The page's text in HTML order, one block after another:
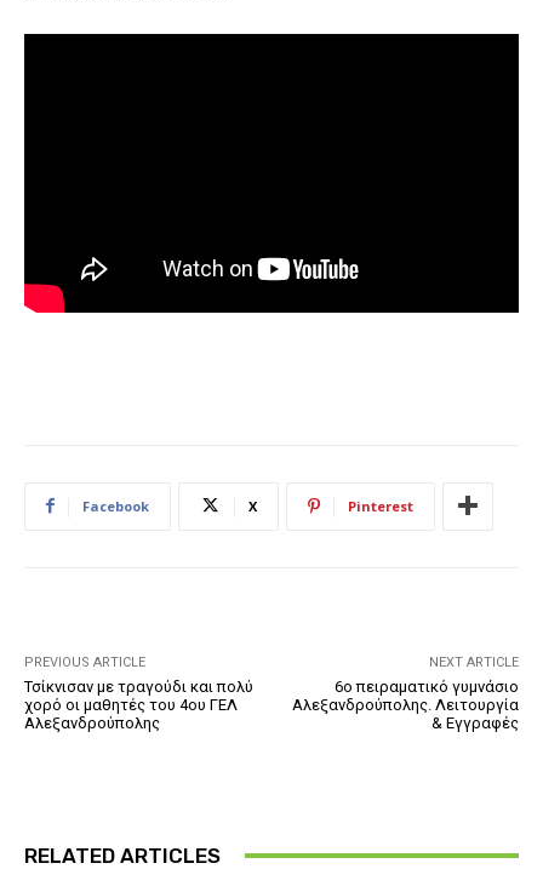
Facebook X Pinterest
PREVIOUS ARTICLE
Τσίκνισαν με τραγούδι και πολύ
χορό οι μαθητές του 4ου ΓΕΛ
Αλεξανδρούπολης
NEXT ARTICLE
6ο πειραματικό γυμνάσιο
Αλεξανδρούπολης. Λειτουργία
& Εγγραφές
RELATED ARTICLES